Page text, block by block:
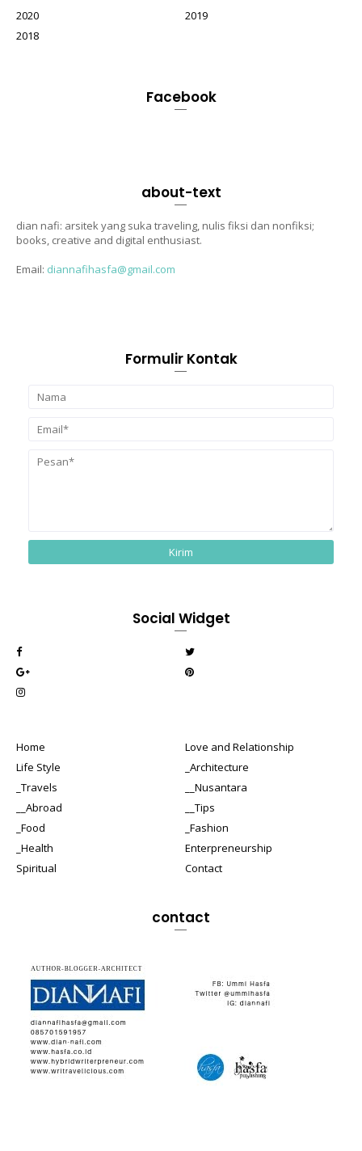
2020
2019
2018
Facebook
about-text
dian nafi: arsitek yang suka traveling, nulis fiksi dan nonfiksi;
books, creative and digital enthusiast.
Email: diannafihasfa@gmail.com
Formulir Kontak
Social Widget
Home
Love and Relationship
Life Style
_Architecture
_Travels
__Nusantara
__Abroad
__Tips
_Food
_Fashion
_Health
Enterpreneurship
Spiritual
Contact
contact